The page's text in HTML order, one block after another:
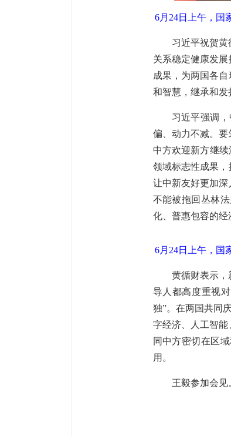
6月24日上午，国
习近平祝贺
关系稳定健康发
成果，为两国各
和智慧，继承和发
习近平强调
偏、动力不减。
中方欢迎新方继
领域标志性成果
让中新友好更加
不能被拖回丛林
化、普惠包容的经
6月24日上午，国
黄循财表示
导人都高度重视
独”。在两国共同
字经济、人工智
同中方密切在区
用。
王毅参加会见